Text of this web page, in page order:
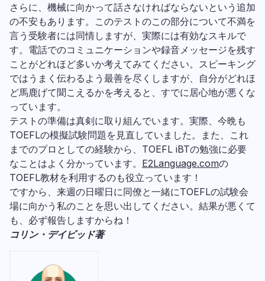
さらに、機械に向かって話さなければならないという追加
の不安もあります。このテストのこの部分について不満を
言う受験者には同情しますが、実際には有効なスキルで
す。電話でのコミュニケーションや録音メッセージを残す
ことがどれほど多いか考えてみてください。スピーキング
ではうまく伝わるよう最善を尽くしますが、自分がどれほ
ど馬鹿げて聞こえるかを考えると、すでに居心地が悪くな
っています。
テストの準備は真剣に取り組んでいます。実際、今晩も
TOEFLの模擬試験問題を見直していました。また、これ
までのプロとしての経験から、TOEFL iBTの勉強に必要
なことはよく分かっています。 E2Language.comの
TOEFL教材を利用するのも役立っています！
ですから、来週の日曜日に同僚と一緒にTOEFLの試験会
場に向かう私のことを思い出してください。結果が悪くて
も、必ず報告しますからね！
コリン・デイビッド著